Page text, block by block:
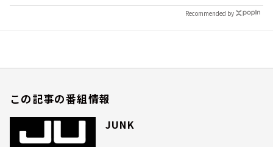
Recommended by
この記事の番組情報
JUNK